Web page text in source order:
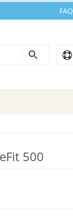
FAQ
500